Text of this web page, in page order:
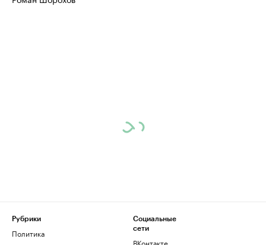
Рубрики
Политика
Социальные
сети
ВКонтакте